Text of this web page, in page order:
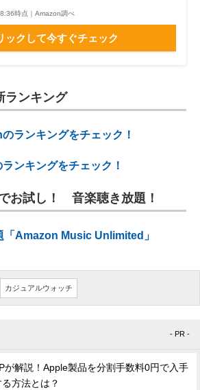
時点｜Amazon調べ
ックして今すぐチェック
ランキング
ランキングをチェック！
ンキングをチェック！
お試し！ 音楽聴き放題！
「Amazon Music Unlimited」
カジュアルウォッチ
- PR -
が解説！Apple製品を分割手数料0円で入手
る方法とは？